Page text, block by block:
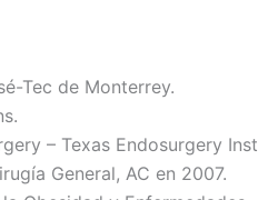
Tec de Monterrey.
– Texas Endosurgery
General, AC en 2007.